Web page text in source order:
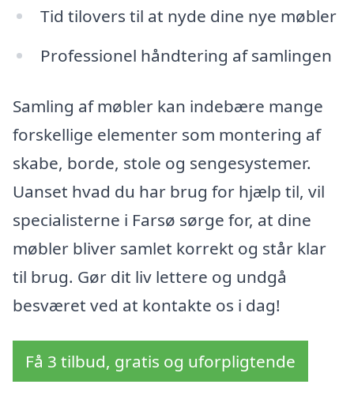
Tid tilovers til at nyde dine nye møbler
Professionel håndtering af samlingen
Samling af møbler kan indebære mange
forskellige elementer som montering af
skabe, borde, stole og sengesystemer.
Uanset hvad du har brug for hjælp til, vil
specialisterne i Farsø sørge for, at dine
møbler bliver samlet korrekt og står klar
til brug. Gør dit liv lettere og undgå
besværet ved at kontakte os i dag!
Få 3 tilbud, gratis og uforpligtende